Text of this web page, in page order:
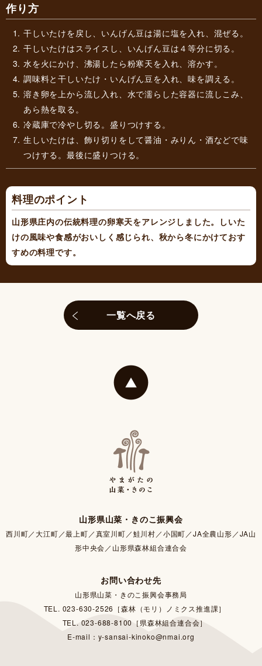
作り方
干しいたけを戻し、いんげん豆は湯に塩を入れ、混ぜる。
干しいたけはスライスし、いんげん豆は４等分に切る。
水を火にかけ、沸湯したら粉寒天を入れ、溶かす。
調味料と干しいたけ・いんげん豆を入れ、味を調える。
溶き卵を上から流し入れ、水で濡らした容器に流しこみ、
あら熱を取る。
冷蔵庫で冷やし切る。盛りつけする。
生しいたけは、飾り切りをして醤油・みりん・酒などで味
つけする。最後に盛りつける。
料理のポイント
山形県庄内の伝統料理の卵寒天をアレンジしました。しいた
けの風味や食感がおいしく感じられ、秋から冬にかけておす
すめの料理です。
一覧へ戻る
山形県山菜・きのこ振興会
西川町／大江町／最上町／真室川町／鮭川村／小国町／JA全農山形／JA山
形中央会／山形県森林組合連合会
お問い合わせ先
山形県山菜・きのこ振興会事務局
TEL. 023-630-2526［森林（モリ）ノミクス推進課］
TEL. 023-688-8100［県森林組合連合会］
E-mail：y-sansai-kinoko@nmai.org